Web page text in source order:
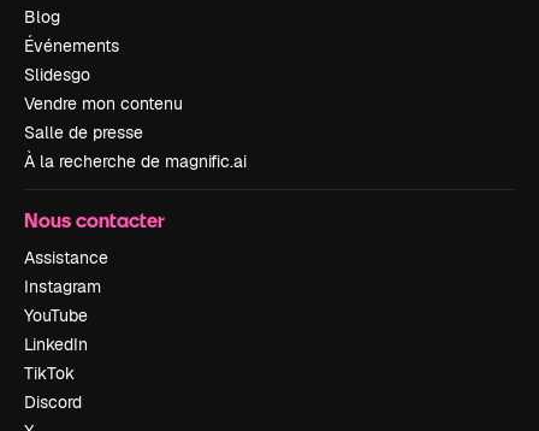
Blog
Événements
Slidesgo
Vendre mon contenu
Salle de presse
À la recherche de magnific.ai
Nous contacter
Assistance
Instagram
YouTube
LinkedIn
TikTok
Discord